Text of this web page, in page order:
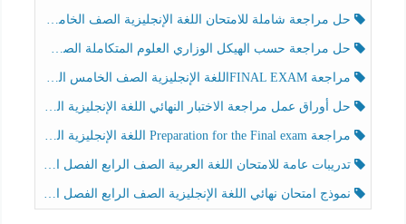
حل مراجعة شاملة للامتحان اللغة الإنجليزية الصف الخامس الفصل الثالث
حل مراجعة حسب الهيكل الوزاري العلوم المتكاملة الصف الخامس عام الفصل الثالث
مراجعة FINAL EXAMاللغة الإنجليزية الصف الخامس الفصل الثالث
حل أوراق عمل مراجعة الاختبار النهائي اللغة الإنجليزية الصف الرابع الفصل الثالث
مراجعة Preparation for the Final exam اللغة الإنجليزية الصف الرابع الفصل الثالث
تدريبات عامة للامتحان اللغة العربية الصف الرابع الفصل الثالث
نموذج امتحان نهائي اللغة الإنجليزية الصف الرابع الفصل الثالث